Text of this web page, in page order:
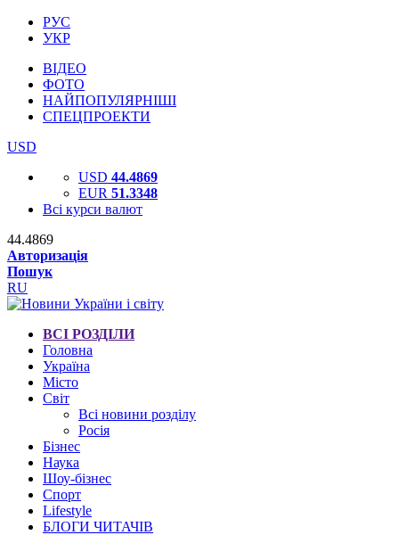
РУС
УКР
ВІДЕО
ФОТО
НАЙПОПУЛЯРНІШІ
СПЕЦПРОЕКТИ
USD
USD 44.4869
EUR 51.3348
Всі курси валют
44.4869
Авторизація
Пошук
RU
ВСІ РОЗДІЛИ
Головна
Україна
Місто
Світ
Всі новини розділу
Росія
Бізнес
Наука
Шоу-бізнес
Спорт
Lifestyle
БЛОГИ ЧИТАЧІВ